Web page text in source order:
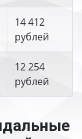
14 412
рублей
12 254
рублей